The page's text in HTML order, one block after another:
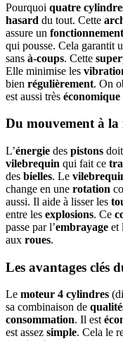
Pourquoi quatre
hasard du tout. Cette
assure un fonctionnement
qui pousse. Cela garantit
sans à-coups. Cette
Elle minimise les
bien régulièrement. On
est aussi très économique
Du mouvement à
L’énergie des pistons
vilebrequin qui fait ce
des bielles. Le
change en une rotation
aussi. Il aide à lisser les
entre les explosions. Ce
passe par l’embrayage et
aux roues.
Les avantages clés
Le moteur 4 cylindres
sa combinaison de
consommation. Il est
est assez simple. Cela le